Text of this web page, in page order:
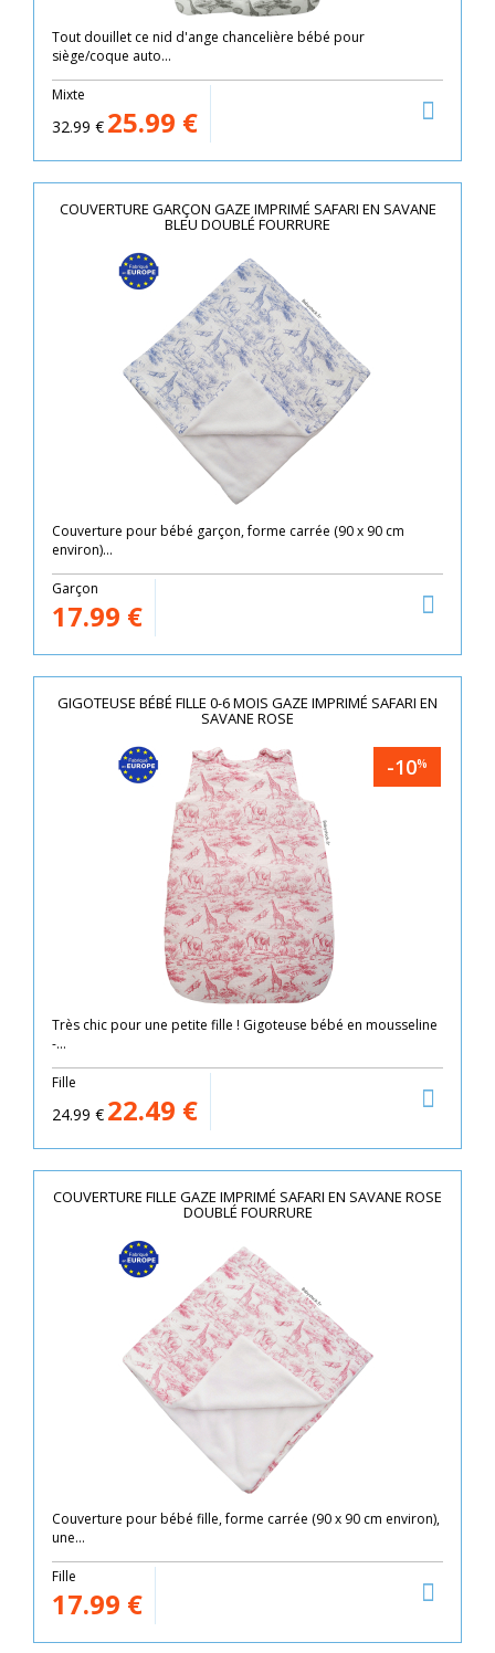
Tout douillet ce nid d'ange chancelière bébé pour
siège/coque auto...
Mixte
32.99 € 25.99 €
COUVERTURE GARÇON GAZE IMPRIMÉ SAFARI EN SAVANE
BLEU DOUBLÉ FOURRURE
Couverture pour bébé garçon, forme carrée (90 x 90 cm
environ)...
Garçon
17.99 €
GIGOTEUSE BÉBÉ FILLE 0-6 MOIS GAZE IMPRIMÉ SAFARI EN
SAVANE ROSE
-10%
Très chic pour une petite fille ! Gigoteuse bébé en mousseline
-...
Fille
24.99 € 22.49 €
COUVERTURE FILLE GAZE IMPRIMÉ SAFARI EN SAVANE ROSE
DOUBLÉ FOURRURE
Couverture pour bébé fille, forme carrée (90 x 90 cm environ),
une...
Fille
17.99 €